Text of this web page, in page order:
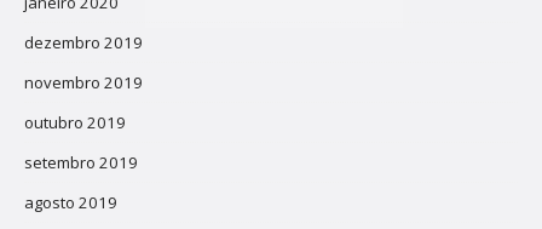
dezembro 2019
novembro 2019
outubro 2019
setembro 2019
agosto 2019